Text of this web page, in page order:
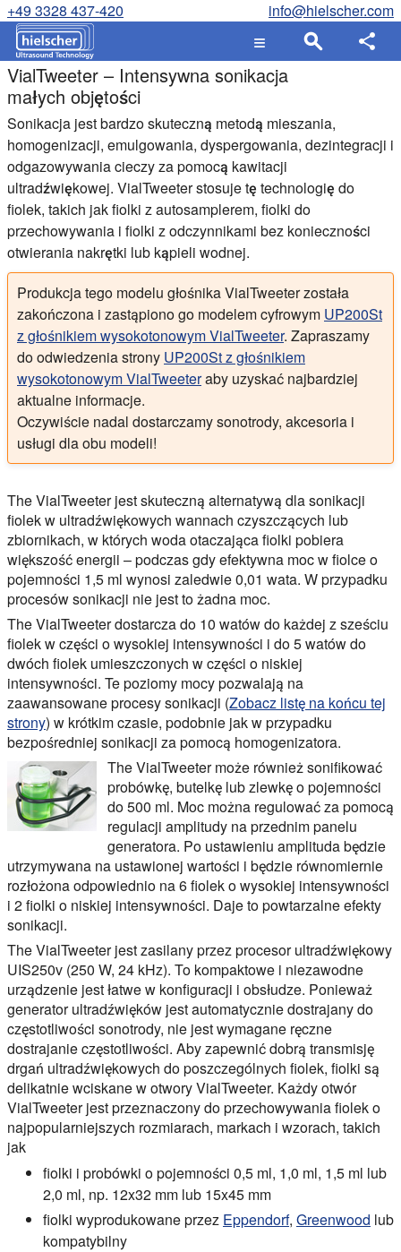
+49 3328 437-420 info@hielscher.com
VialTweeter – Intensywna sonikacja
małych objętości
Sonikacja jest bardzo skuteczną metodą mieszania,
homogenizacji, emulgowania, dyspergowania, dezintegracji i
odgazowywania cieczy za pomocą kawitacji
ultradźwiękowej. VialTweeter stosuje tę technologię do
fiolek, takich jak fiolki z autosamplerem, fiolki do
przechowywania i fiolki z odczynnikami bez konieczności
otwierania nakrętki lub kąpieli wodnej.
Produkcja tego modelu głośnika VialTweeter została
zakończona i zastąpiono go modelem cyfrowym UP200St
z głośnikiem wysokotonowym VialTweeter. Zapraszamy
do odwiedzenia strony UP200St z głośnikiem
wysokotonowym VialTweeteraby uzyskać najbardziej
aktualne informacje.
Oczywiście nadal dostarczamy sonotrody, akcesoria i
usługi dla obu modeli!
TheVialTweeterjest skuteczną alternatywą dla sonikacji
fiolek w ultradźwiękowych wannach czyszczących lub
zbiornikach, w których woda otaczająca fiolki pobiera
większość energii – podczas gdy efektywna moc w fiolce o
pojemności 1,5 ml wynosi zaledwie 0,01 wata. W przypadku
procesów sonikacji nie jest to żadna moc.
TheVialTweeterdostarcza do 10 watów do każdej z sześciu
fiolek w części o wysokiej intensywności i do 5 watów do
dwóch fiolek umieszczonych w części o niskiej
intensywności. Te poziomy mocy pozwalają na
zaawansowane procesy sonikacji (Zobacz listę na końcu tej
strony) w krótkim czasie, podobnie jak w przypadku
bezpośredniej sonikacji za pomocą homogenizatora.
TheVialTweetermoże również sonifikować
probówkę, butelkę lub zlewkę o pojemności
do 500 ml. Moc można regulować za pomocą
regulacji amplitudy na przednim panelu
generatora. Po ustawieniu amplituda będzie
utrzymywana na ustawionej wartości i będzie równomiernie
rozłożona odpowiednio na 6 fiolek o wysokiej intensywności
i 2 fiolki o niskiej intensywności. Daje to powtarzalne efekty
sonikacji.
TheVialTweeterjest zasilany przez procesor ultradźwiękowy
UIS250v (250 W, 24 kHz). To kompaktowe i niezawodne
urządzenie jest łatwe w konfiguracji i obsłudze. Ponieważ
generator ultradźwięków jest automatycznie dostrajany do
częstotliwości sonotrody, nie jest wymagane ręczne
dostrajanie częstotliwości. Aby zapewnić dobrą transmisję
drgań ultradźwiękowych do poszczególnych fiolek, fiolki są
delikatnie wciskane w otwory VialTweeter. Każdy otwór
VialTweeter jest przeznaczony do przechowywania fiolek o
najpopularniejszych rozmiarach, markach i wzorach, takich
jak
fiolki i probówki o pojemności 0,5 ml, 1,0 ml, 1,5 ml lub
2,0 ml, np. 12x32 mm lub 15x45 mm
fiolki wyprodukowane przez Eppendorf, Greenwood lub
kompatybilny